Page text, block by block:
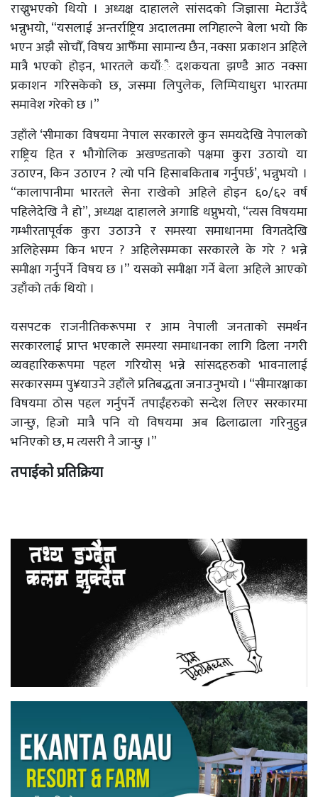
राख्नुभएको थियो । अध्यक्ष दाहालले सांसदको जिज्ञासा मेटाउँदै
भन्नुभयो, “यसलाई अन्तर्राष्ट्रिय अदालतमा लगिहाल्ने बेला भयो कि
भएन अझै सोचौँ, विषय आफैँमा सामान्य छैन, नक्सा प्रकाशन अहिले
मात्रै भएको होइन, भारतले कयाँै दशकयता झण्डै आठ नक्सा
प्रकाशन गरिसकेको छ, जसमा लिपुलेक, लिम्पियाधुरा भारतमा
समावेश गरेको छ ।”
उहाँले ‘सीमाका विषयमा नेपाल सरकारले कुन समयदेखि नेपालको
राष्ट्रिय हित र भौगोलिक अखण्डताको पक्षमा कुरा उठायो या
उठाएन, किन उठाएन ? त्यो पनि हिसाबकिताब गर्नुपर्छ’, भन्नुभयो ।
“कालापानीमा भारतले सेना राखेको अहिले होइन ६०/६२ वर्ष
पहिलेदेखि नै हो”, अध्यक्ष दाहालले अगाडि थप्नुभयो, “त्यस विषयमा
गम्भीरतापूर्वक कुरा उठाउने र समस्या समाधानमा विगतदेखि
अलिहेसम्म किन भएन ? अहिलेसम्मका सरकारले के गरे ? भन्ने
समीक्षा गर्नुपर्ने विषय छ ।” यसको समीक्षा गर्ने बेला अहिले आएको
उहाँको तर्क थियो ।
यसपटक राजनीतिकरूपमा र आम नेपाली जनताको समर्थन
सरकारलाई प्राप्त भएकाले समस्या समाधानका लागि ढिला नगरी
व्यवहारिकरूपमा पहल गरियोस् भन्ने सांसदहरुको भावनालाई
सरकारसम्म पु¥याउने उहाँले प्रतिबद्धता जनाउनुभयो । “सीमारक्षाका
विषयमा ठोस पहल गर्नुपर्ने तपाईंहरुको सन्देश लिएर सरकारमा
जान्छु, हिजो मात्रै पनि यो विषयमा अब ढिलाढाला गरिनुहुन्न
भनिएको छ, म त्यसरी नै जान्छु ।”
तपाईको प्रतिक्रिया